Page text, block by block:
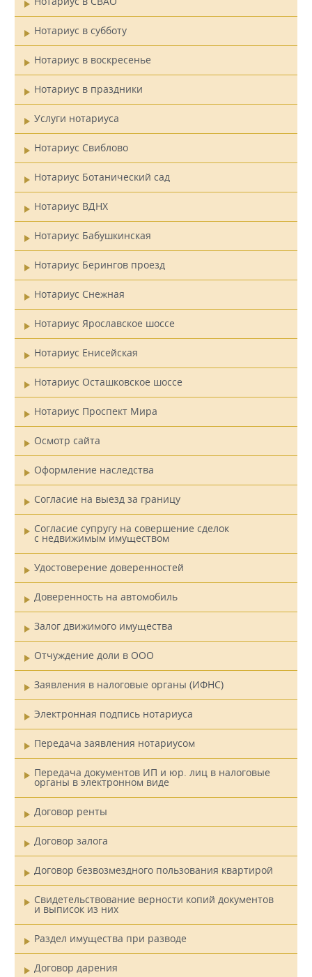
Нотариус в субботу
Нотариус в воскресенье
Нотариус в праздники
Услуги нотариуса
Нотариус Свиблово
Нотариус Ботанический сад
Нотариус ВДНХ
Нотариус Бабушкинская
Нотариус Берингов проезд
Нотариус Снежная
Нотариус Ярославское шоссе
Нотариус Енисейская
Нотариус Осташковское шоссе
Нотариус Проспект Мира
Осмотр сайта
Оформление наследства
Согласие на выезд за границу
Согласие супругу на совершение сделок
с недвижимым имуществом
Удостоверение доверенностей
Доверенность на автомобиль
Залог движимого имущества
Отчуждение доли в ООО
Заявления в налоговые органы (ИФНС)
Электронная подпись нотариуса
Передача заявления нотариусом
Передача документов ИП и юр. лиц в налоговые
органы в электронном виде
Договор ренты
Договор залога
Договор безвозмездного пользования квартирой
Свидетельствование верности копий документов
и выписок из них
Раздел имущества при разводе
Договор дарения